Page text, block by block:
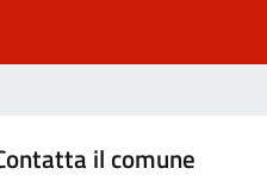
il comune